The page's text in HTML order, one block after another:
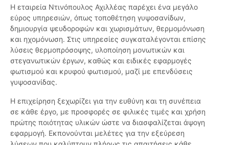
Η εταιρεία Ντινόπουλος Αχιλλέας παρέχει ένα μεγάλο
εύρος υπηρεσιών, όπως τοποθέτηση γυψοσανίδων,
δημιουργία ψευδοροφών και χωρισμάτων, θερμομόνωση
και ηχομόνωση. Στις υπηρεσίες συγκαταλέγονται επίσης
λύσεις θερμοπρόσοψης, υλοποίηση μονωτικών και
στεγανωτικών έργων, καθώς και ειδικές εφαρμογές
φωτισμού και κρυφού φωτισμού, μαζί με επενδύσεις
γυψοσανίδας.
Η επιχείρηση ξεχωρίζει για την ευθύνη και τη συνέπεια
σε κάθε έργο, με προσφορές σε φιλικές τιμές και χρήση
πρώτης ποιότητας υλικών ώστε να διασφαλίζεται άψογη
εφαρμογή. Εκπονούνται μελέτες για την εξεύρεση